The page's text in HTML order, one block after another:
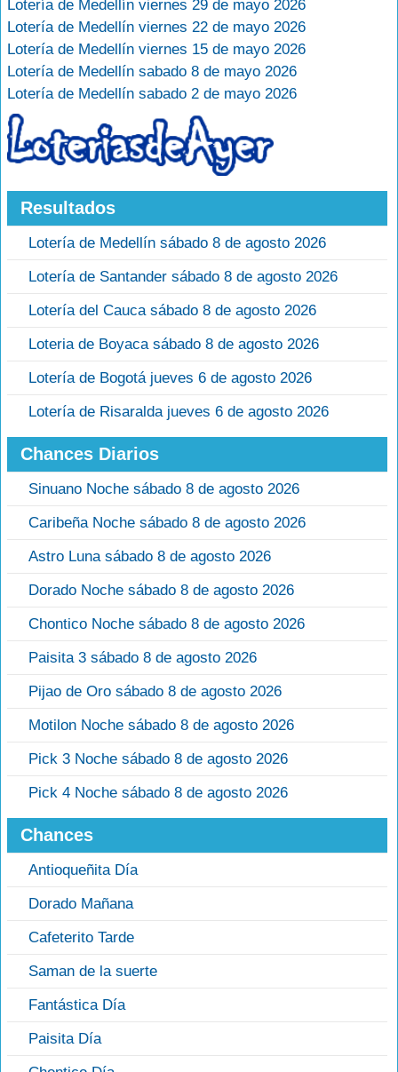
Lotería de Medellín viernes 29 de mayo 2026
Lotería de Medellín viernes 22 de mayo 2026
Lotería de Medellín viernes 15 de mayo 2026
Lotería de Medellín sabado 8 de mayo 2026
Lotería de Medellín sabado 2 de mayo 2026
Resultados
Lotería de Medellín sábado 8 de agosto 2026
Lotería de Santander sábado 8 de agosto 2026
Lotería del Cauca sábado 8 de agosto 2026
Loteria de Boyaca sábado 8 de agosto 2026
Lotería de Bogotá jueves 6 de agosto 2026
Lotería de Risaralda jueves 6 de agosto 2026
Chances Diarios
Sinuano Noche sábado 8 de agosto 2026
Caribeña Noche sábado 8 de agosto 2026
Astro Luna sábado 8 de agosto 2026
Dorado Noche sábado 8 de agosto 2026
Chontico Noche sábado 8 de agosto 2026
Paisita 3 sábado 8 de agosto 2026
Pijao de Oro sábado 8 de agosto 2026
Motilon Noche sábado 8 de agosto 2026
Pick 3 Noche sábado 8 de agosto 2026
Pick 4 Noche sábado 8 de agosto 2026
Chances
Antioqueñita Día
Dorado Mañana
Cafeterito Tarde
Saman de la suerte
Fantástica Día
Paisita Día